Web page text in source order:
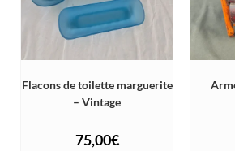
Flacons de toilette marguerite
– Vintage
75,00€